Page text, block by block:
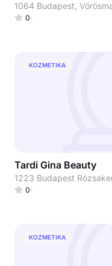
1064 Budapest,
0
KOZMETIKA
Tardi Gina Beauty
0
KOZMETIKA